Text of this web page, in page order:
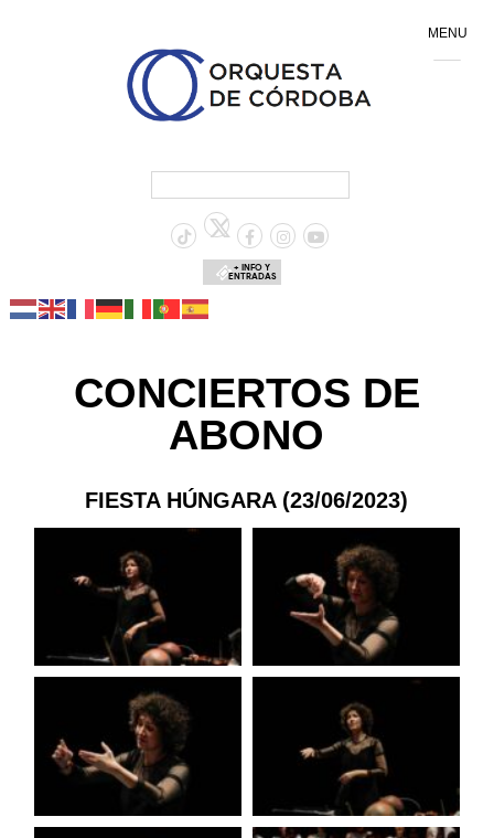
+ INFO Y
ENTRADAS
CONCIERTOS DE
ABONO
FIESTA HÚNGARA (23/06/2023)
MENU